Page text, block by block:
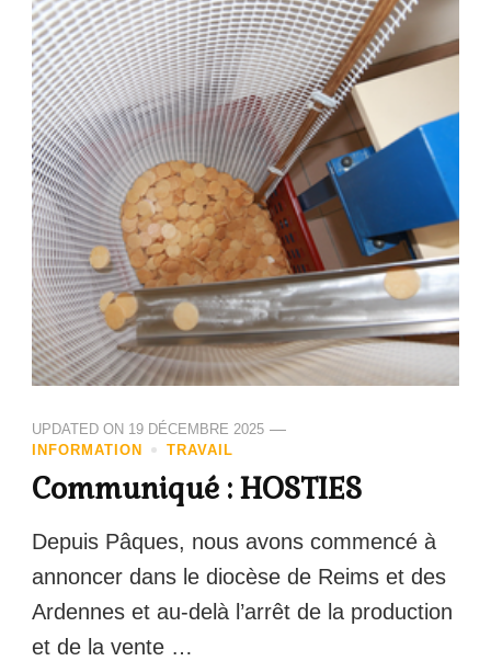
UPDATED ON 19 DÉCEMBRE 2025
INFORMATION
TRAVAIL
Communiqué : HOSTIES
Depuis Pâques, nous avons commencé à
annoncer dans le diocèse de Reims et des
Ardennes et au-delà l’arrêt de la production
et de la vente …